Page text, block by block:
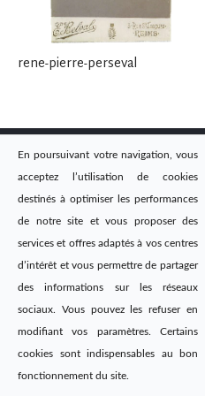
rene-pierre-perseval
Site web réalisé par
En poursuivant votre navigation, vous
acceptez l’utilisation de cookies
destinés à optimiser les performances
de notre site et vous proposer des
services et offres adaptés à vos centres
d’intérêt et vous permettre de partager
des informations sur les réseaux
sociaux. Vous pouvez les refuser en
modifiant vos paramètres. Certains
cookies sont indispensables au bon
fonctionnement du site.